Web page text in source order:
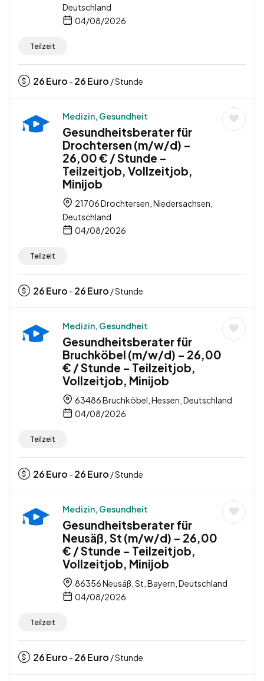
Deutschland
04/08/2026
Teilzeit
26Euro - 26Euro / Stunde
Medizin, Gesundheit
Gesundheitsberater für
Drochtersen (m/w/d) –
26,00 € / Stunde –
Teilzeitjob, Vollzeitjob,
Minijob
21706 Drochtersen, Niedersachsen,
Deutschland
04/08/2026
Teilzeit
26Euro - 26Euro / Stunde
Medizin, Gesundheit
Gesundheitsberater für
Bruchköbel (m/w/d) – 26,00
€ / Stunde – Teilzeitjob,
Vollzeitjob, Minijob
63486 Bruchköbel, Hessen, Deutschland
04/08/2026
Teilzeit
26Euro - 26Euro / Stunde
Medizin, Gesundheit
Gesundheitsberater für
Neusäß, St (m/w/d) – 26,00
€ / Stunde – Teilzeitjob,
Vollzeitjob, Minijob
86356 Neusäß, St, Bayern, Deutschland
04/08/2026
Teilzeit
26Euro - 26Euro / Stunde